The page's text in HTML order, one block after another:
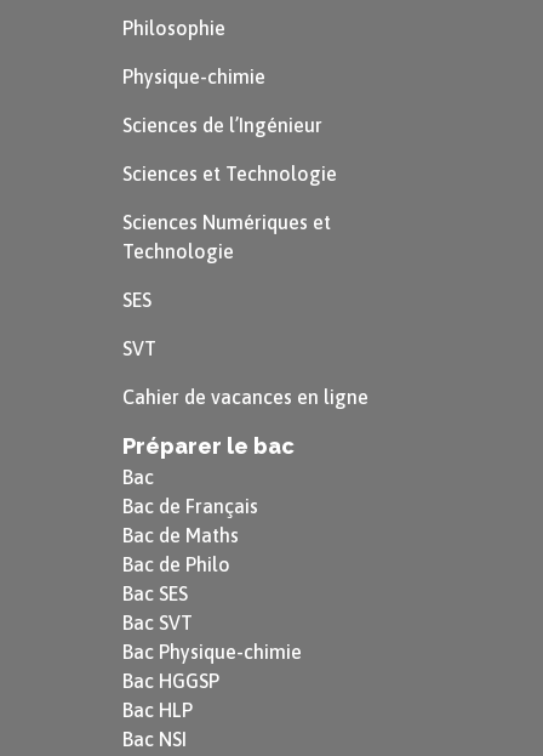
Philosophie
Physique-chimie
Sciences de l’Ingénieur
Sciences et Technologie
Sciences Numériques et
Technologie
SES
SVT
Cahier de vacances en ligne
Préparer le bac
Bac
Bac de Français
Bac de Maths
Bac de Philo
Bac SES
Bac SVT
Bac Physique-chimie
Bac HGGSP
Bac HLP
Bac NSI